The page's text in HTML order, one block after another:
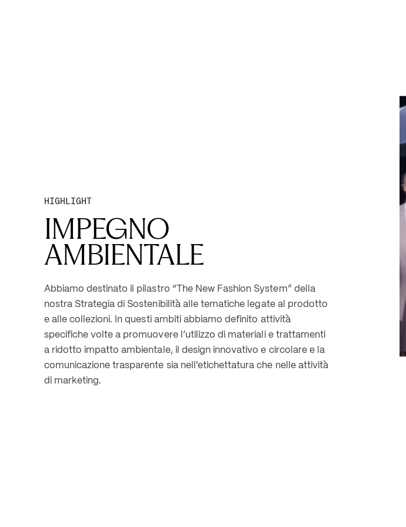
HIGHLIGHT
IMPEGNO
AMBIENTALE
Abbiamo destinato il pilastro “The New Fashion System” della
nostra Strategia di Sostenibilità alle tematiche legate al prodotto
e alle collezioni. In questi ambiti abbiamo definito attività
specifiche volte a promuovere l’utilizzo di materiali e trattamenti
a ridotto impatto ambientale, il design innovativo e circolare e la
comunicazione trasparente sia nell'etichettatura che nelle attività
di marketing.